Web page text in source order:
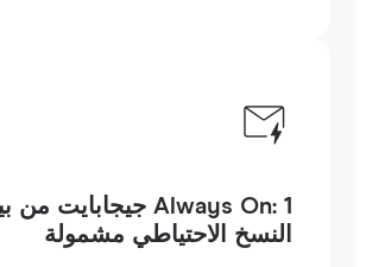
Always On: 1 جيجابايت من بيانات
النسخ الاحتياطي مشمولة